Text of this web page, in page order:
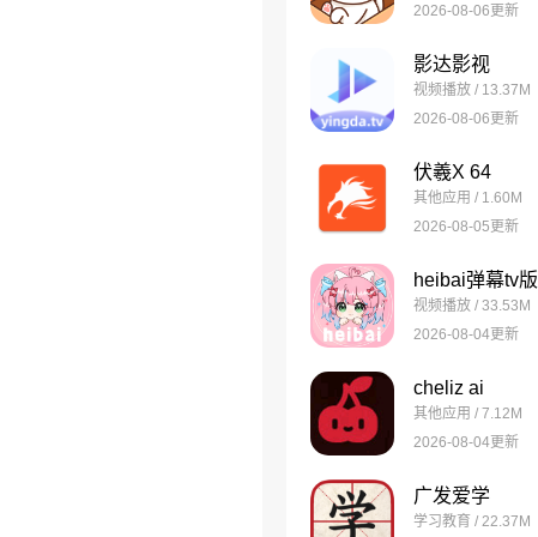
2026-08-06更新
影达影视
视频播放 / 13.37M
2026-08-06更新
伏羲X 64
其他应用 / 1.60M
2026-08-05更新
heibai弹幕tv版
视频播放 / 33.53M
2026-08-04更新
cheliz ai
其他应用 / 7.12M
2026-08-04更新
广发爱学
学习教育 / 22.37M